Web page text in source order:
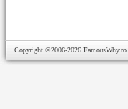
Copyright ©2006-2026 FamousWhy.ro